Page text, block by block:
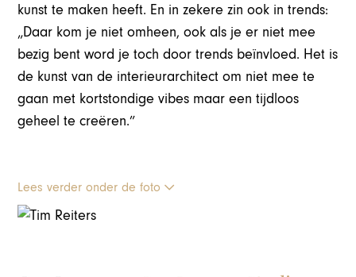
kunst te maken heeft. En in zekere zin ook in trends:
„Daar kom je niet omheen, ook als je er niet mee
bezig bent word je toch door trends beïnvloed. Het is
de kunst van de interieurarchitect om niet mee te
gaan met kortstondige vibes maar een tijdloos
geheel te creëren.”
Lees verder onder de foto